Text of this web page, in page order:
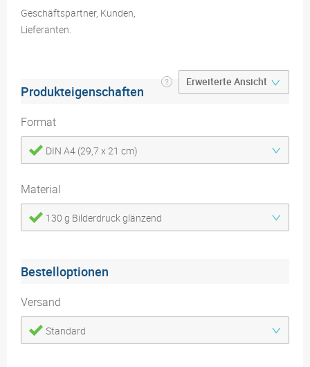
Geschäftspartner, Kunden,
Lieferanten.
Produkteigenschaften
Format
DIN A4 (29,7 x 21 cm)
Material
130 g Bilderdruck glänzend
Bestelloptionen
Versand
Standard